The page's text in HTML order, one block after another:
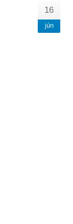
16
jún